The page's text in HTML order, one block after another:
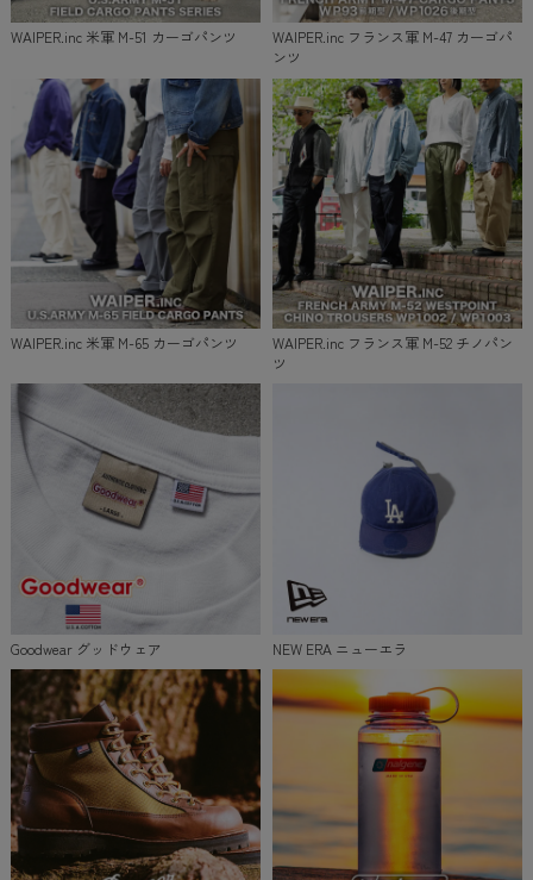
WAIPER.inc 米軍 M-51 カーゴパンツ
WAIPER.inc フランス軍 M-47 カーゴパ
ンツ
WAIPER.inc 米軍 M-65 カーゴパンツ
WAIPER.inc フランス軍 M-52 チノパン
ツ
Goodwear グッドウェア NEW ERA ニューエラ